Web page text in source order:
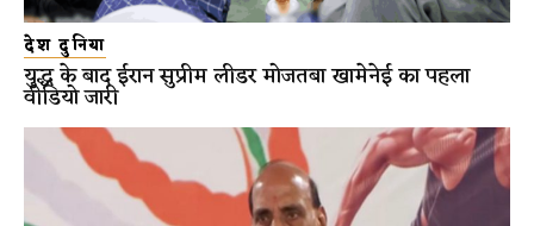
देश दुनिया
युद्ध के बाद ईरान सुप्रीम लीडर मोजतबा खामेनेई का पहला
वीडियो जारी